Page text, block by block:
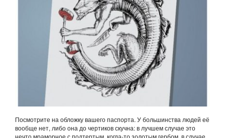
Посмотрите на обложку вашего паспорта. У большинства людей её
вообще нет, либо она до чертиков скучна: в лучшем случае это
нечто мраморное с подтертым, когда-то золотым гербом, в случае